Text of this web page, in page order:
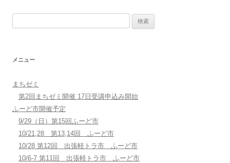
メニュー
まちゼミ
第2回まちゼミ開催 17日受講申込み開始
ふーど市開催予定
9/29（日）第15回ふーど市
10/21,28 第13,14回 ふーど市
10/28 第12回 出張軽トラ市 ふーど市
10/6-7 第11回 出張軽トラ市 ふーど市